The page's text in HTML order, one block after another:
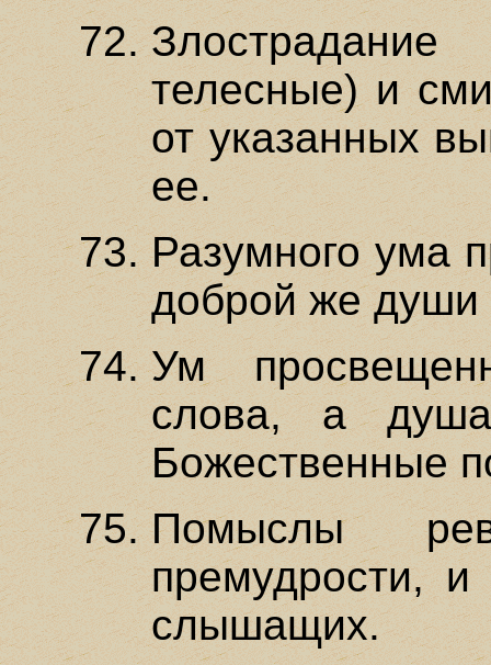
телесные) и
от указанных
ее.
Разумного ума
доброй же души
Ум
слова, а душа
Божественные
Помыслы
премудрости,
слышащих.